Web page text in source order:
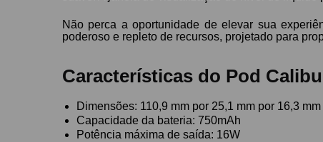
Não perca a oportunidade de elevar sua
poderoso e repleto de recursos, projetado para
Características do Pod
Dimensões: 110,9 mm por 25,1 mm por 16,3 mm
Capacidade da bateria: 750mAh
Potência máxima de saída: 16W